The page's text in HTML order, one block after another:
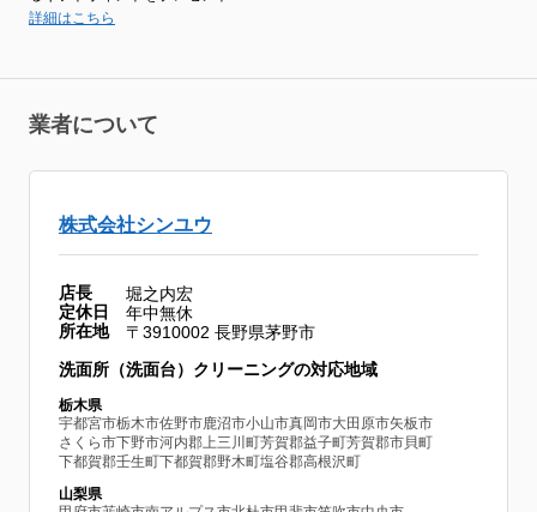
詳細はこちら
業者について
株式会社シンユウ
店長
堀之内宏
定休日
年中無休
所在地
〒3910002 長野県茅野市
洗面所（洗面台）クリーニングの対応地域
栃木県
宇都宮市栃木市佐野市鹿沼市小山市真岡市大田原市矢板市
さくら市下野市河内郡上三川町芳賀郡益子町芳賀郡市貝町
下都賀郡壬生町下都賀郡野木町塩谷郡高根沢町
山梨県